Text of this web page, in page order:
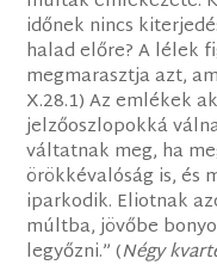
időnek nincs
halad előre? A lélek
megmarasztja azt,
X.28.1) Az emlékek
jelzőoszlopokká
váltatnak meg, ha
örökkévalóság is, és
iparkodik. Eliotnak
múltba, jövőbe
legyőzni.” (Négy